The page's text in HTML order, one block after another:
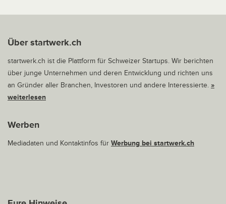
Über startwerk.ch
startwerk.ch ist die Plattform für Schweizer Startups. Wir berichten
über junge Unternehmen und deren Entwicklung und richten uns
an Gründer aller Branchen, Investoren und andere Interessierte. »
weiterlesen
Werben
Mediadaten und Kontaktinfos für Werbung bei startwerk.ch